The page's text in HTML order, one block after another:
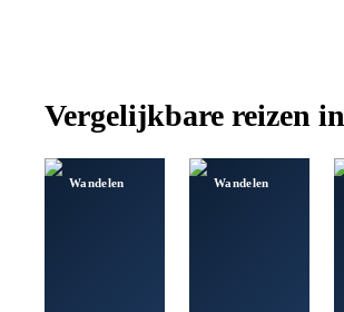
Vergelijkbare reizen in
Wandelen Wandelen